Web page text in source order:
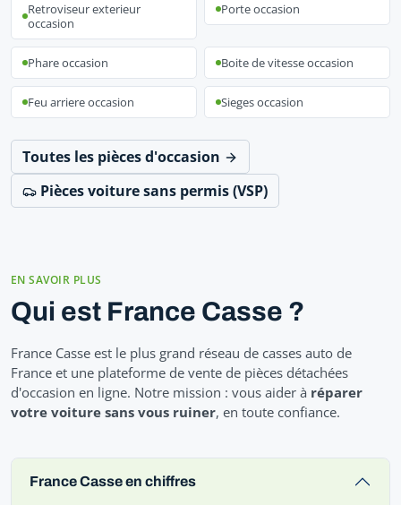
Retroviseur exterieur
occasion
Porte occasion
Phare occasion Boite de vitesse occasion
Feu arriere occasion Sieges occasion
Toutes les pièces d'occasion
Pièces voiture sans permis (VSP)
EN SAVOIR PLUS
Qui est France Casse ?
France Casse est le plus grand réseau de casses auto de
France et une plateforme de vente de pièces détachées
d'occasion en ligne. Notre mission : vous aider à réparer
votre voiture sans vous ruiner, en toute confiance.
France Casse en chiffres